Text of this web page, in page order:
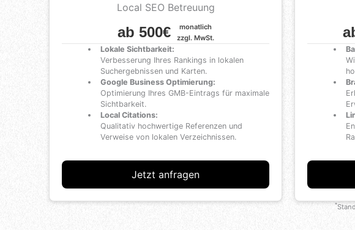
Local SEO Betreuung
ab 500€
monatlich
zzgl. MwSt.
Lokale Sichtbarkeit:
Verbesserung Ihres Rankings in lokalen
Suchergebnissen und Karten.
Google Business Optimierung:
Optimierung Ihres GMB-Eintrags für maximale
Sichtbarkeit.
Local Citations:
Qualitativ hochwertige Referenzen und
Verweise von lokalen Verzeichnissen.
Jetzt anfragen
*